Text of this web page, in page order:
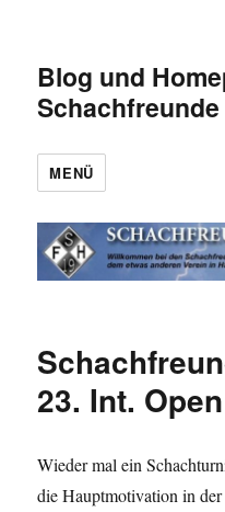
Blog und
MENÜ
23. Int.
Wieder mal ein
die Hauptmotivation in